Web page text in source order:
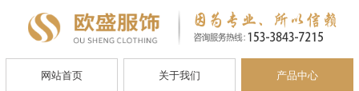
网站首页 关于我们 产品中心